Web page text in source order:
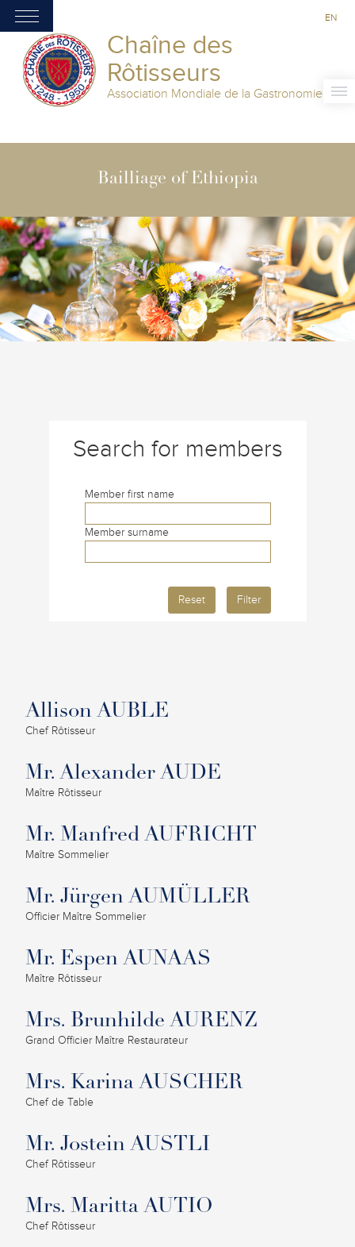
Chaîne des
Rôtisseurs
Association Mondiale de la Gastronomie
EN
Bailliage of Ethiopia
Search for members
Member first name
Member surname
Reset Filter
Allison AUBLE
Chef Rôtisseur
Mr. Alexander AUDE
Maître Rôtisseur
Mr. Manfred AUFRICHT
Maître Sommelier
Mr. Jürgen AUMÜLLER
Officier Maître Sommelier
Mr. Espen AUNAAS
Maître Rôtisseur
Mrs. Brunhilde AURENZ
Grand Officier Maître Restaurateur
Mrs. Karina AUSCHER
Chef de Table
Mr. Jostein AUSTLI
Chef Rôtisseur
Mrs. Maritta AUTIO
Chef Rôtisseur